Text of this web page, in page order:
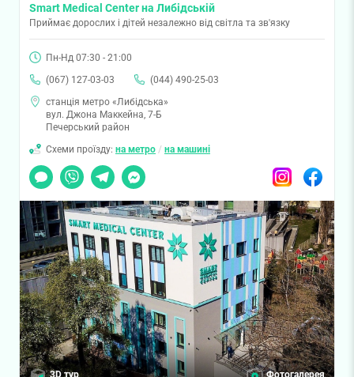
Smart Medical Center на Либідській
Приймає дорослих і дітей незалежно від світла та зв'язку
Пн-Нд 07:30 - 21:00
(067) 127-03-03
(044) 490-25-03
станція метро «Либідська»
вул. Джона Маккейна, 7-Б
Печерський район
Схеми проїзду: на метро / на машині
Чат
Viber TelegramMessenger InstagramFacebook
3D тур Фотогалерея